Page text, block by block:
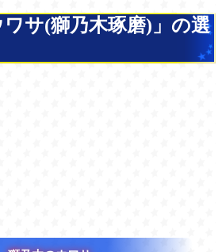
ワサ(獅乃木琢磨)」の選